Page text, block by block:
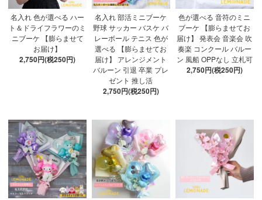
名入れ 色が選べる ハー
ト＆ドライフラワーのミ
ニブーケ 【膨らませて
お届け】
2,750円(税250円)
名入れ 部活ミニブーケ
野球 サッカー バスケ バ
レーボール テニス 色が
選べる 【膨らませてお
届け】 アレンジメント
バルーン 引退 卒業 プレ
ゼント 推し活
2,750円(税250円)
色が選べる 音符のミニ
ブーケ 【膨らませてお
届け】 発表会 音楽会 吹
奏楽 コンクール バルー
ン 風船 OPPなし 立札可
2,750円(税250円)